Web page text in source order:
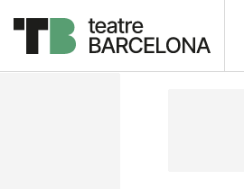
Descripció